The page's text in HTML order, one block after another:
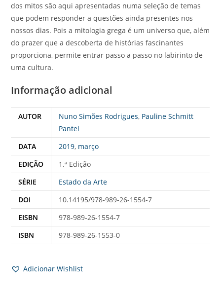
dos mitos são aqui apresentadas numa seleção de temas
que podem responder a questões ainda presentes nos
nossos dias. Pois a mitologia grega é um universo que, além
do prazer que a descoberta de histórias fascinantes
proporciona, permite entrar passo a passo no labirinto de
uma cultura.
Informação adicional
AUTOR Nuno Simões Rodrigues, Pauline Schmitt
Pantel
DATA
2019, março
EDIÇÃO
1.ª Edição
SÉRIE
Estado da Arte
DOI
10.14195/978-989-26-1554-7
EISBN
978-989-26-1554-7
ISBN
978-989-26-1553-0
Adicionar Wishlist